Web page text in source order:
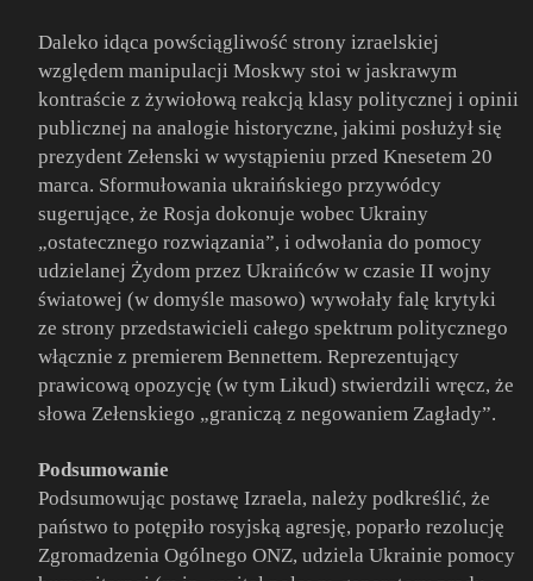
Daleko idąca powściągliwość strony izraelskiej
względem manipulacji Moskwy stoi w jaskrawym
kontraście z żywiołową reakcją klasy politycznej i opinii
publicznej na analogie historyczne, jakimi posłużył się
prezydent Zełenski w wystąpieniu przed Knesetem 20
marca. Sformułowania ukraińskiego przywódcy
sugerujące, że Rosja dokonuje wobec Ukrainy
„ostatecznego rozwiązania”, i odwołania do pomocy
udzielanej Żydom przez Ukraińców w czasie II wojny
światowej (w domyśle masowo) wywołały falę krytyki
ze strony przedstawicieli całego spektrum politycznego
włącznie z premierem Bennettem. Reprezentujący
prawicową opozycję (w tym Likud) stwierdzili wręcz, że
słowa Zełenskiego „graniczą z negowaniem Zagłady”.
Podsumowanie
Podsumowując postawę Izraela, należy podkreślić, że
państwo to potępiło rosyjską agresję, poparło rezolucję
Zgromadzenia Ogólnego ONZ, udziela Ukrainie pomocy